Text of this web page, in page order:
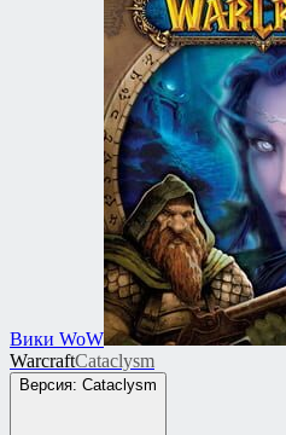
Вики WoW
WarcraftCataclysm
Версия: Cataclysm